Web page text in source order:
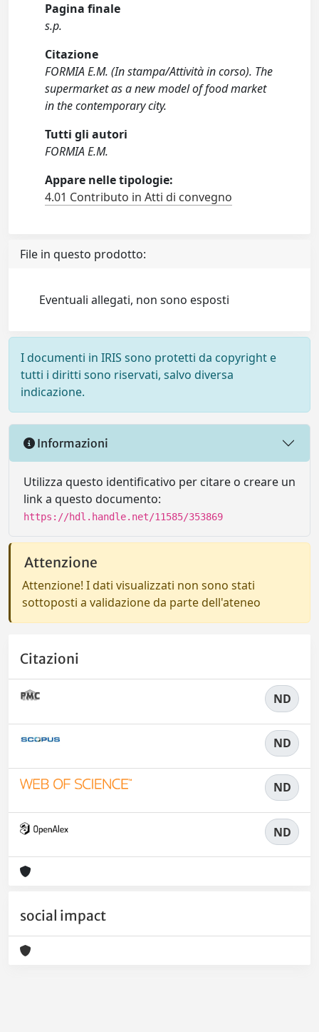
Pagina finale
s.p.
Citazione
FORMIA E.M. (In stampa/Attività in corso). The
supermarket as a new model of food market
in the contemporary city.
Tutti gli autori
FORMIA E.M.
Appare nelle tipologie:
4.01 Contributo in Atti di convegno
File in questo prodotto:
Eventuali allegati, non sono esposti
I documenti in IRIS sono protetti da copyright e
tutti i diritti sono riservati, salvo diversa
indicazione.
Informazioni
Utilizza questo identificativo per citare o creare un
link a questo documento:
https://hdl.handle.net/11585/353869
Attenzione
Attenzione! I dati visualizzati non sono stati
sottoposti a validazione da parte dell'ateneo
Citazioni
ND
ND
ND
ND
social impact